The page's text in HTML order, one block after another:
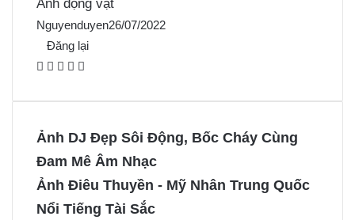
Ảnh động vật
Nguyenduyen26/07/2022
Đăng lại
F
o
o
k
X P
e
s
M
n
g
e
n
g
e
Ảnh DJ Đẹp Sôi Động, Bốc Cháy Cùng
Đam Mê Âm Nhạc
Ảnh Điêu Thuyền - Mỹ Nhân Trung Quốc
Nổi Tiếng Tài Sắc